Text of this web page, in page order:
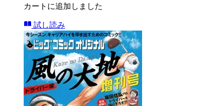
カートに追加しました
試し読み